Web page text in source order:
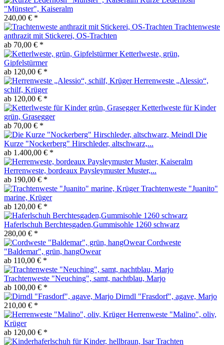
"Münster", Kaiseralm
240,00 € *
Trachtenweste
anthrazit mit Stickerei, OS-Trachten
ab 70,00 € *
Ketterlweste, grün,
Gipfelstürmer
ab 120,00 € *
Herrenweste „Alessio“,
schilf, Krüger
ab 120,00 € *
Ketterlweste für Kinder
grün, Grasegger
ab 70,00 € *
Die
Kurze "Nockerberg" Hirschleder, altschwarz,...
ab 1.400,00 € *
Herrenweste, bordeaux Paysleymuster Muster,...
ab 190,00 € *
Trachtenweste "Juanito"
marine, Krüger
ab 120,00 € *
Haferlschuh Berchtesgaden,Gummisohle 1260 schwarz
280,00 € *
Cordweste
"Baldemar", grün, hangOwear
ab 110,00 € *
Trachtenweste "Neuching", samt, nachtblau, Marjo
ab 100,00 € *
Dirndl "Frasdorf", agave, Marjo
210,00 € *
Herrenweste "Malino", oliv,
Krüger
ab 120,00 € *